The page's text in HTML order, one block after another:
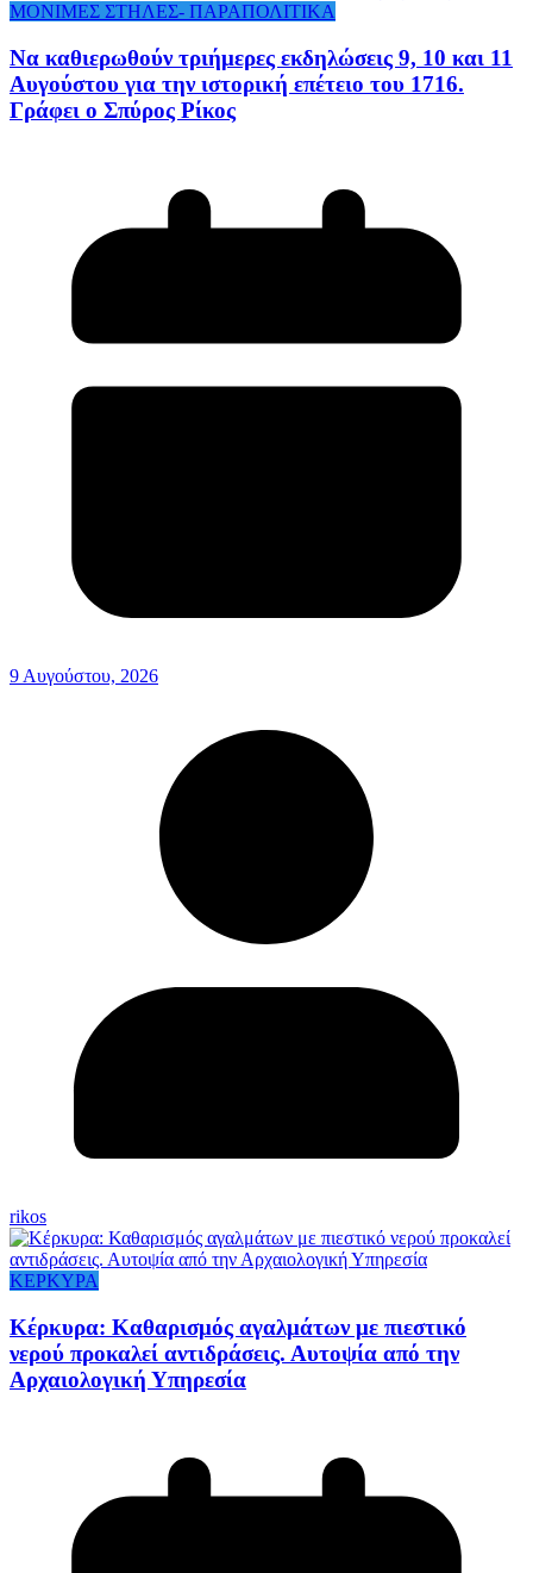
ΜΟΝΙΜΕΣ ΣΤΗΛΕΣ- ΠΑΡΑΠΟΛΙΤΙΚΑ
Να καθιερωθούν τριήμερες εκδηλώσεις 9, 10 και 11
Αυγούστου για την ιστορική επέτειο του 1716.
Γράφει ο Σπύρος Ρίκος
9 Αυγούστου, 2026
rikos
ΚΕΡΚΥΡΑ
Κέρκυρα: Καθαρισμός αγαλμάτων με πιεστικό
νερού προκαλεί αντιδράσεις. Αυτοψία από την
Αρχαιολογική Υπηρεσία